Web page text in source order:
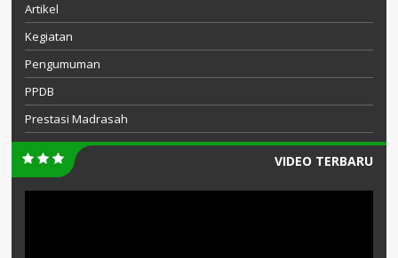
Artikel
Kegiatan
Pengumuman
PPDB
Prestasi Madrasah
VIDEO TERBARU